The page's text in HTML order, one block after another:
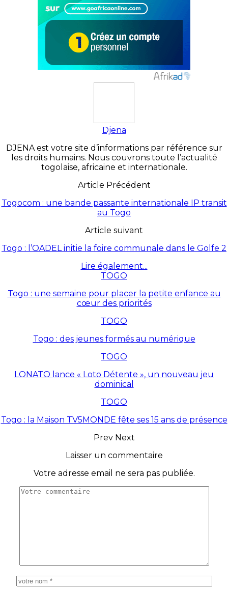
Djena
DJENA est votre site d’informations par référence sur
les droits humains. Nous couvrons toute l’actualité
togolaise, africaine et internationale.
Article Précédent
Togocom : une bande passante internationale IP transit
au Togo
Article suivant
Togo : l’OADEL initie la foire communale dans le Golfe 2
Lire également...
TOGO
Togo : une semaine pour placer la petite enfance au
cœur des priorités
TOGO
Togo : des jeunes formés au numérique
TOGO
LONATO lance « Loto Détente », un nouveau jeu
dominical
TOGO
Togo : la Maison TV5MONDE fête ses 15 ans de présence
Prev Next
Laisser un commentaire
Votre adresse email ne sera pas publiée.